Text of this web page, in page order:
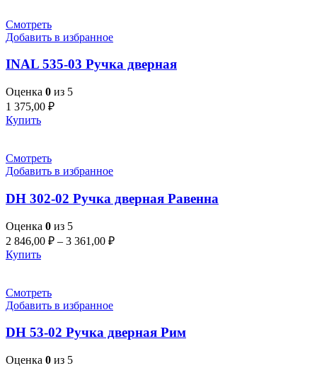
Смотреть
Добавить в избранное
INAL 535-03 Pучка дверная
Оценка 0 из 5
1 375,00 ₽
Купить
Смотреть
Добавить в избранное
DH 302-02 Ручка дверная Равенна
Оценка 0 из 5
2 846,00 ₽ – 3 361,00 ₽
Купить
Смотреть
Добавить в избранное
DH 53-02 Pучка дверная Рим
Оценка 0 из 5